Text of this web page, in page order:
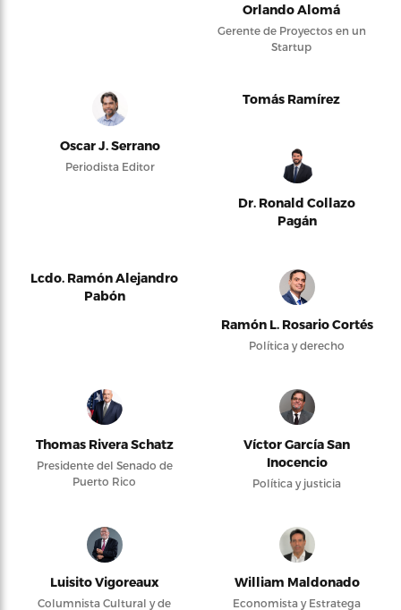
Orlando Alomá
Gerente de Proyectos en un
Startup
Oscar J. Serrano
Periodista Editor
Tomás Ramírez
Dr. Ronald Collazo
Pagán
Lcdo. Ramón Alejandro
Pabón
Ramón L. Rosario Cortés
Política y derecho
Thomas Rivera Schatz
Presidente del Senado de
Puerto Rico
Víctor García San
Inocencio
Política y justicia
Luisito Vigoreaux
Columnista Cultural y de
William Maldonado
Economista y Estratega